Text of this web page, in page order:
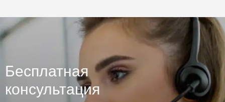
Бесплатная
консультация